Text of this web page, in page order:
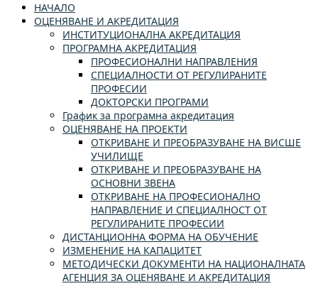
НАЧАЛО
ОЦЕНЯВАНЕ И АКРЕДИТАЦИЯ
ИНСТИТУЦИОНАЛНА АКРЕДИТАЦИЯ
ПРОГРАМНА АКРЕДИТАЦИЯ
ПРОФЕСИОНАЛНИ НАПРАВЛЕНИЯ
СПЕЦИАЛНОСТИ ОТ РЕГУЛИРАНИТЕ
ПРОФЕСИИ
ДОКТОРСКИ ПРОГРАМИ
График за програмна акредитация
ОЦЕНЯВАНЕ НА ПРОЕКТИ
ОТКРИВАНЕ И ПРЕОБРАЗУВАНЕ НА ВИСШЕ
УЧИЛИЩЕ
ОТКРИВАНЕ И ПРЕОБРАЗУВАНЕ НА
ОСНОВНИ ЗВЕНА
ОТКРИВАНЕ НА ПРОФЕСИОНАЛНО
НАПРАВЛЕНИЕ И СПЕЦИАЛНОСТ ОТ
РЕГУЛИРАНИТЕ ПРОФЕСИИ
ДИСТАНЦИОННА ФОРМА НА ОБУЧЕНИЕ
ИЗМЕНЕНИЕ НА КАПАЦИТЕТ
МЕТОДИЧЕСКИ ДОКУМЕНТИ НА НАЦИОНАЛНАТА
АГЕНЦИЯ ЗА ОЦЕНЯВАНЕ И АКРЕДИТАЦИЯ